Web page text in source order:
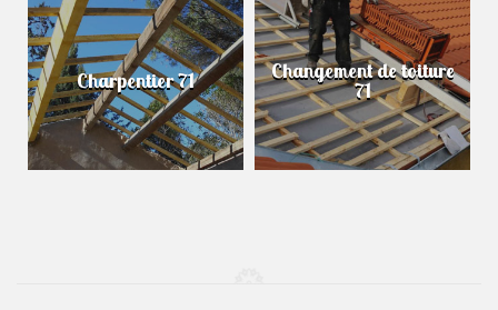
Charpentier 71 Changement de toiture
71